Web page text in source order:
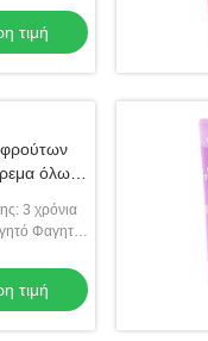
τιμή
όλων
3 χρόνια
Φαγητό
τιμή